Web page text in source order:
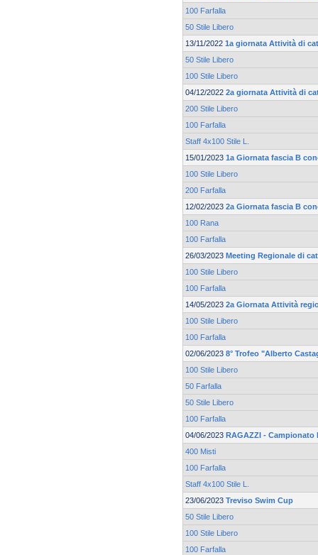
100 Farfalla
50 Stile Libero
13/11/2022 1a giornata Attività di
50 Stile Libero
100 Stile Libero
04/12/2022 2a giornata Attività di
200 Stile Libero
100 Farfalla
Staff 4x100 Stile L.
15/01/2023 1a Giornata fascia B
100 Stile Libero
200 Farfalla
12/02/2023 2a Giornata fascia B
100 Rana
100 Farfalla
26/03/2023 Meeting Regionale di
100 Stile Libero
100 Farfalla
14/05/2023 2a Giornata Attività
100 Stile Libero
100 Farfalla
02/06/2023 8° Trofeo "Alberto
100 Stile Libero
50 Farfalla
50 Stile Libero
100 Farfalla
04/06/2023 RAGAZZI - Campionato
400 Misti
100 Farfalla
Staff 4x100 Stile L.
23/06/2023 Treviso Swim Cup
50 Stile Libero
100 Stile Libero
100 Farfalla